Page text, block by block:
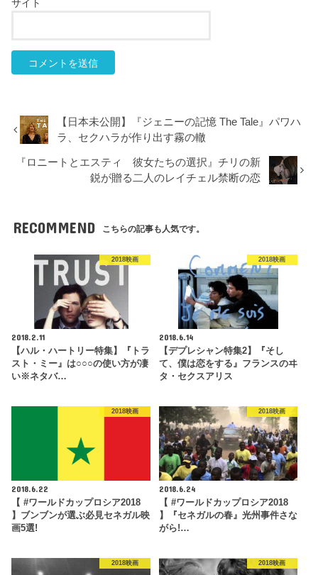
サイト
【日本未公開】『ジェニーの記憶 The Tale』パワハ
ラ、セクハラが作り出す霧の轍
『ロニートとエスティ 彼女たちの選択』チリの新
鋭が贈る二人のレイチェル禁断の恋
RECOMMEND こちらの記事も人気です。
2018映画
2018.2.11
【ハル・ハートリー特集】『トラ
スト・ミー』は○○○の使い方が凄
い※ネタバ…
2018映画
2018.6.14
【デプレシャン特集2】『そし
て、僕は恋をする』フランスのヰ
タ・セクスアリス
2018映画
2018.6.22
【 #ワールドカップロシア2018
】ブンブンが選ぶ必見セネガル映
画5選!
2018映画
2018.6.24
【 #ワールドカップロシア2018
】『セネガルの春』光州事件さな
がら!…
2018映画 2018映画